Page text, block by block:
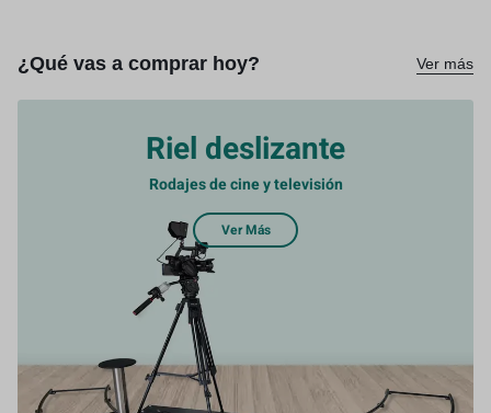
¿Qué vas a comprar hoy? Ver más
Riel deslizante
Rodajes de cine y televisión
Ver Más